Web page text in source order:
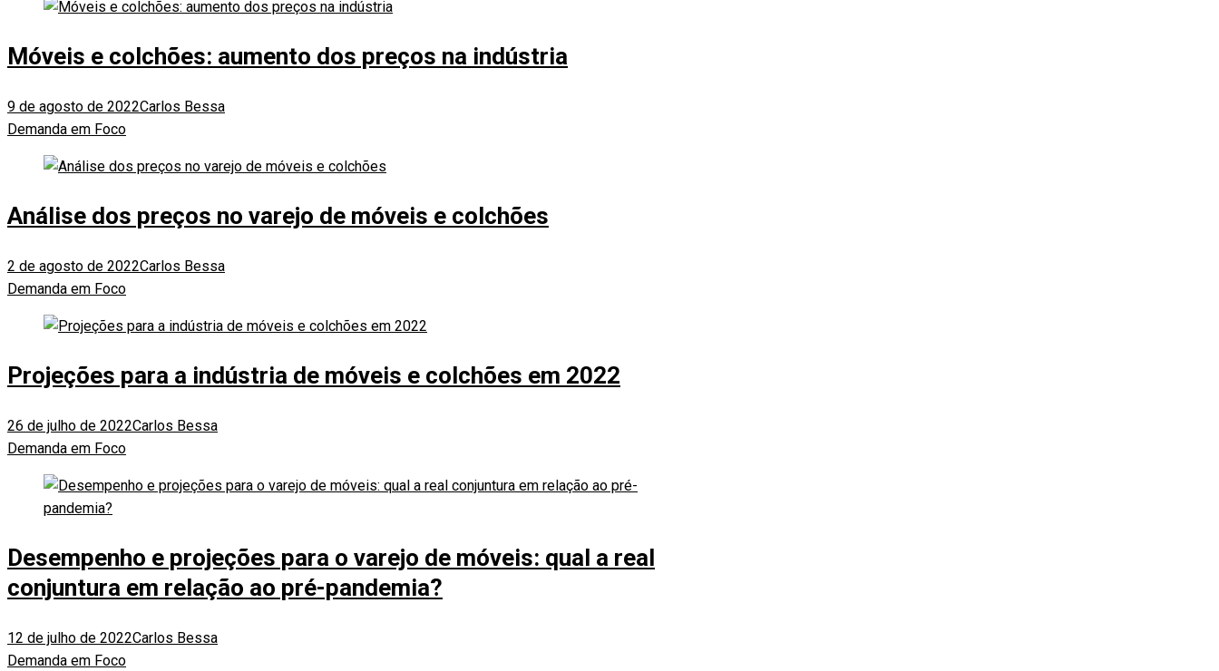
Móveis e colchões: aumento dos preços na indústria
9 de agosto de 2022Carlos Bessa
Demanda em Foco
Análise dos preços no varejo de móveis e colchões
2 de agosto de 2022Carlos Bessa
Demanda em Foco
Projeções para a indústria de móveis e colchões em 2022
26 de julho de 2022Carlos Bessa
Demanda em Foco
Desempenho e projeções para o varejo de móveis: qual a real
conjuntura em relação ao pré-pandemia?
12 de julho de 2022Carlos Bessa
Demanda em Foco